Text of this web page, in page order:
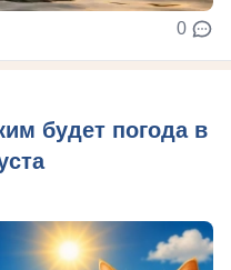
0
будет погода в